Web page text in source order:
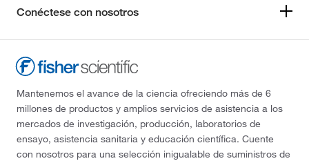
Conéctese con nosotros
Mantenemos el avance de la ciencia ofreciendo más de 6
millones de productos y amplios servicios de asistencia a los
mercados de investigación, producción, laboratorios de
ensayo, asistencia sanitaria y educación científica. Cuente
con nosotros para una selección inigualable de suministros de